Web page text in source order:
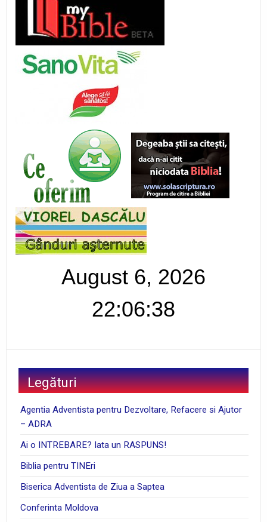
August 6, 2026
22:06:39
Legături
Agentia Adventista pentru Dezvoltare, Refacere si Ajutor
– ADRA
Ai o INTREBARE? Iata un RASPUNS!
Biblia pentru TINEri
Biserica Adventista de Ziua a Saptea
Conferinta Moldova